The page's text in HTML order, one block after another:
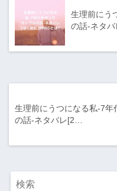
生理前にう
の話-ネタバ
生理前にうつになる私-7年
の話-ネタバレ[2…